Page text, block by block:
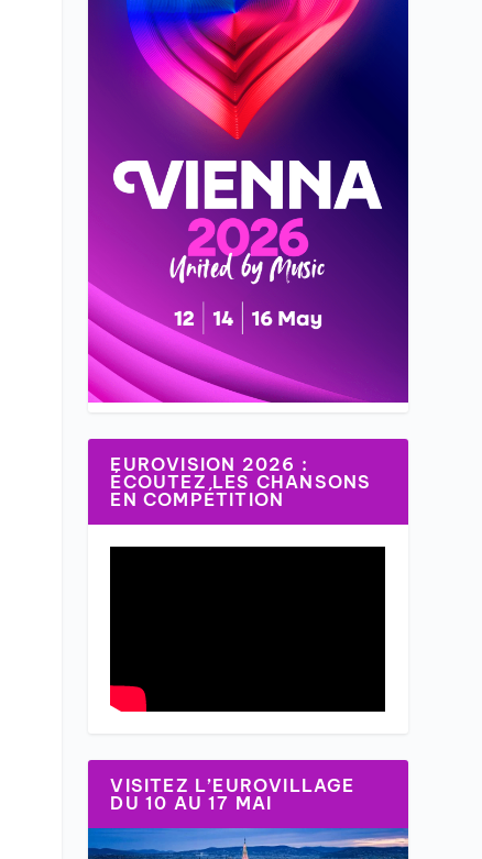
EUROVISION 2026 :
ÉCOUTEZ LES CHANSONS
EN COMPÉTITION
VISITEZ L’EUROVILLAGE
DU 10 AU 17 MAI